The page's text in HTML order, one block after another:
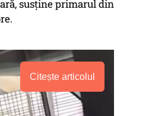
susţine primarul din
Citește articolul